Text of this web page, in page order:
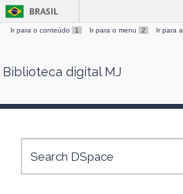
Skip
BRASIL
Ir para o conteúdo 1 Ir para o menu 2 Ir para
Biblioteca digital MJ